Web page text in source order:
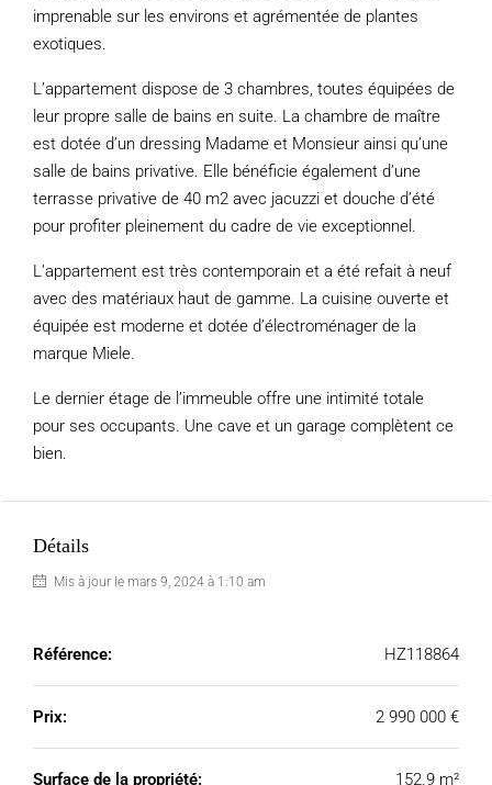
imprenable sur les environs et agrémentée de plantes
exotiques.
L’appartement dispose de 3 chambres, toutes équipées de
leur propre salle de bains en suite. La chambre de maître
est dotée d’un dressing Madame et Monsieur ainsi qu’une
salle de bains privative. Elle bénéficie également d’une
terrasse privative de 40 m2 avec jacuzzi et douche d’été
pour profiter pleinement du cadre de vie exceptionnel.
L’appartement est très contemporain et a été refait à neuf
avec des matériaux haut de gamme. La cuisine ouverte et
équipée est moderne et dotée d’électroménager de la
marque Miele.
Le dernier étage de l’immeuble offre une intimité totale
pour ses occupants. Une cave et un garage complètent ce
bien.
Détails
Mis à jour le mars 9, 2024 à 1:10 am
Référence: HZ118864
Prix: 2 990 000 €
Surface de la propriété: 152.9 m²